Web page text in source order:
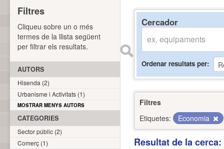
Cercador
Ordenar resultats per
Filtres
Etiquetes:
Economia
Resultat de la
Filtres
Cliqueu sobre un o més
termes de la llista següent
per filtrar els resultats.
AUTORS
Hisenda (2)
Urbanisme i Activitats (1)
MOSTRAR MENYS AUTORS
CATEGORIES
Sector públic (2)
Comerç (1)